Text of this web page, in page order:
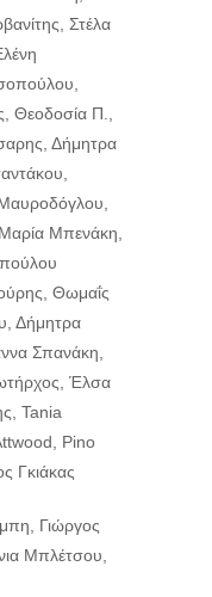
Στέλα
Θεοδοσία Π.,
Δήμητρα
Μπενάκη,
Θωμαΐς
Δήμητρα
Σπανάκη,
Έλσα
Tania
Pino
Γκιάκας
Γιώργος
Μπλέτσου,